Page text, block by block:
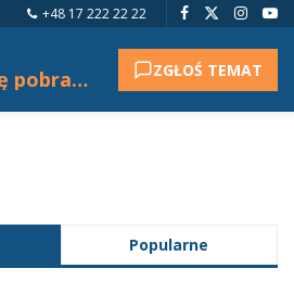
+48 17 222 22 22
Nie udało się pobrać tytułu. ZGŁOŚ TEMAT
Popularne